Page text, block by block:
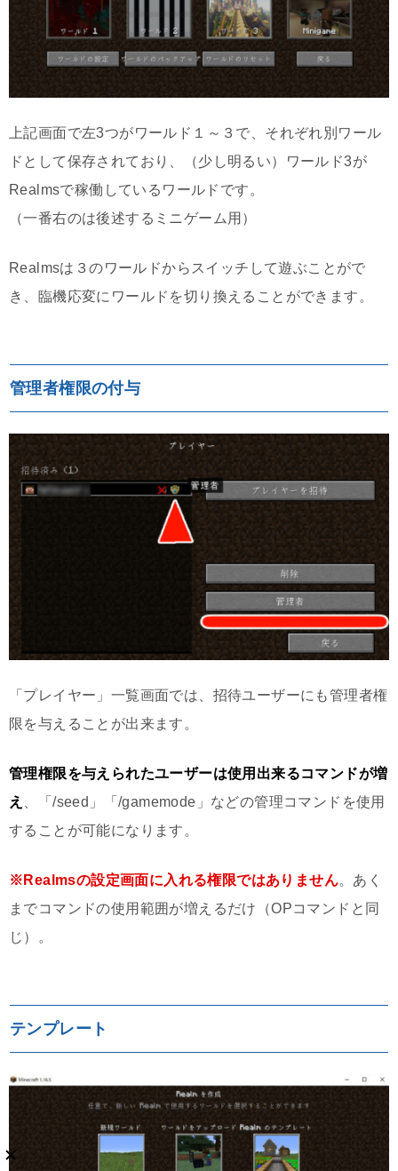
上記画面で左3つがワールド１～３で、それぞれ別ワール
ドとして保存されており、（少し明るい）ワールド3が
Realmsで稼働しているワールドです。
（一番右のは後述するミニゲーム用）
Realmsは３のワールドからスイッチして遊ぶことがで
き、臨機応変にワールドを切り換えることができます。
管理者権限の付与
「プレイヤー」一覧画面では、招待ユーザーにも管理者権
限を与えることが出来ます。
管理権限を与えられたユーザーは使用出来るコマンドが増
え
、「/seed」「/gamemode」などの管理コマンドを使用
することが可能になります。
※Realmsの設定画面に入れる権限ではありません。あく
までコマンドの使用範囲が増えるだけ（OPコマンドと同
じ）。
テンプレート